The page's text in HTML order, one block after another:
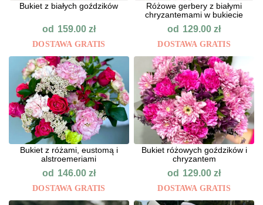
Bukiet z białych goździków
od 159.00 zł
DOSTAWA GRATIS
Różowe gerbery z białymi
chryzantemami w bukiecie
od 129.00zł
DOSTAWA GRATIS
Bukiet z różami, eustomą i
alstroemeriami
od 146.00 zł
DOSTAWA GRATIS
Bukiet różowych goździków i
chryzantem
od 129.00zł
DOSTAWA GRATIS